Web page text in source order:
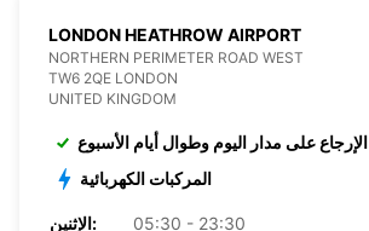
LONDON HEATHROW AIRPORT
NORTHERN PERIMETER ROAD WEST
TW6 2QE LONDON
UNITED KINGDOM
الإرجاع على مدار اليوم وطوال أيام الأسبوع
المركبات الكهربائية
الإثنين:
05:30 - 23:30